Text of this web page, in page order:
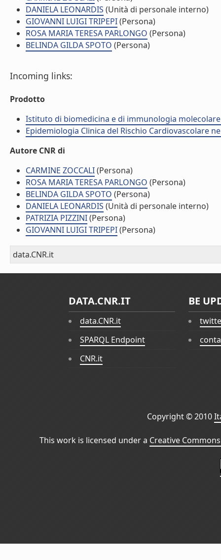
DANIELA LEONARDIS (Unità di personale interno)
GIOVANNI LUIGI TRIPEPI(Persona)
ROSA MARIA TERESA PARLONGO (Persona)
BELINDA GILDA SPOTO (Persona)
Incoming links:
Prodotto
Istituto di biomedicina e di immunologia
Epidemiologia Clinica del Rischio Cardiovascolare
Autore CNR di
CARMINE ZOCCALI(Persona)
ROSA MARIA TERESA PARLONGO (Persona)
BELINDA GILDA SPOTO (Persona)
DANIELA LEONARDIS (Unità di personale interno)
PATRIZIA PIZZINI(Persona)
GIOVANNI LUIGI TRIPEPI(Persona)
data.CNR.it
DATA.CNR.IT
data.CNR.it
SPARQL Endpoint
CNR.it
BE
Copyright © 2010
This work is licensed under a Creative